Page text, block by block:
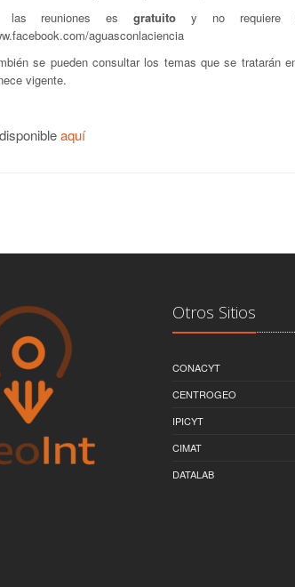
las reuniones esgratuitoy no requiere
aguasconlaciencia
se pueden consultar los temas que se tratarán
vigente.
aquí
Otros Sitios
CONACYT
CENTROGEO
IPICYT
CIMAT
DATALAB